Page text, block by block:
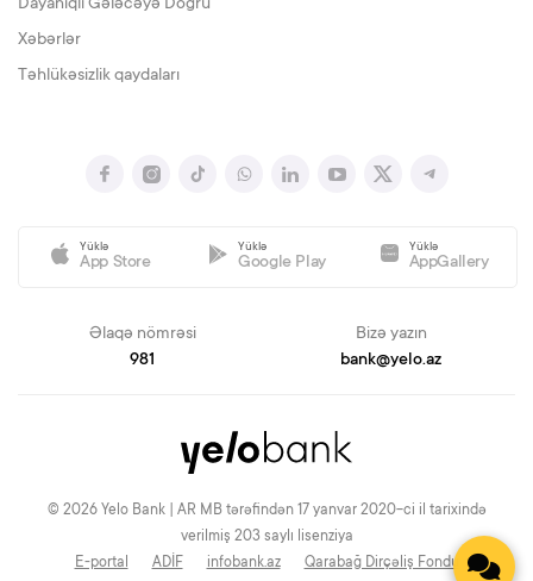
Dayanıqlı Gələcəyə Doğru
Xəbərlər
Təhlükəsizlik qaydaları
Yüklə
App Store
Yüklə
Google Play
Yüklə
AppGallery
Əlaqə nömrəsi
981
Bizə yazın
bank@yelo.az
© 2026 Yelo Bank | AR MB tərəfindən 17 yanvar 2020-ci il tarixində
verilmiş 203 saylı lisenziya
E-portal
ADİF infobank.az Qarabağ Dirçəliş Fondu